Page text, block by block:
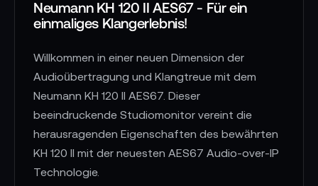
Neumann KH 120 II AES67 - Für ein
einmaliges Klangerlebnis!
Willkommen in einer neuen Dimension der
Audioübertragung und Klangtreue mit dem
Neumann KH 120 II AES67. Dieser
beeindruckende Studiomonitor vereint die
herausragenden Eigenschaften des bewährten
KH 120 II mit der neuesten AES67 Audio-over-IP
Technologie.